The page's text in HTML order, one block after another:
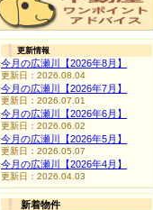
更新情報
今月の広瀬川【2026年8月】
更新日：2026.08.04
今月の広瀬川【2026年7月】
更新日：2026.07.01
今月の広瀬川【2026年6月】
更新日：2026.06.02
今月の広瀬川【2026年5月】
更新日：2026.05.07
今月の広瀬川【2026年4月】
更新日：2026.04.03
新着物件